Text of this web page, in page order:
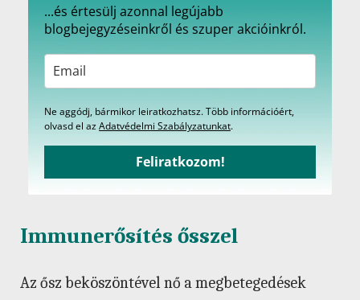
...és értesülj azonnal legújabb
blogbejegyzéseinkről és szuper akcióinkról.
Ne aggódj, bármikor leiratkozhatsz. Több információért,
olvasd el azAdatvédelmi Szabályzatunkat.
Feliratkozom!
Immunerősítés ősszel
Az ősz beköszöntével nő a megbetegedések